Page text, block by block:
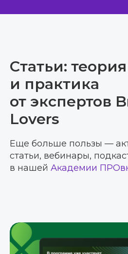
Статьи: теория
и практика
от экспертов
Lovers
Еще больше пользы —
статьи, вебинары,
в нашей Академии